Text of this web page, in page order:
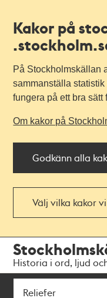
Kakor på
På Stockholmskällan
sammanställa
fungera på ett bra sätt
Om kakor på
Godkänn alla
Välj vilka kakor
navigationen
huvudinnehållet
Historia i ord, ljud
Sök